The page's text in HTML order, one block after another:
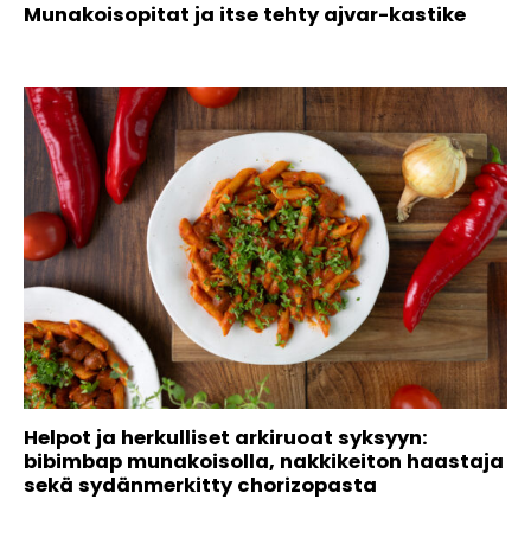
Munakoisopitat ja itse tehty ajvar-kastike
Helpot ja herkulliset arkiruoat syksyyn:
bibimbap munakoisolla, nakkikeiton haastaja
sekä sydänmerkitty chorizopasta